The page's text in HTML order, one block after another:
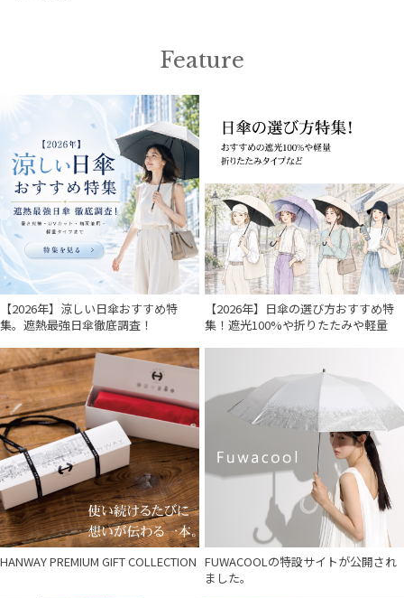
価格・割引率
在庫表示
販売状況
入荷状況
Feature
【2026年】涼しい日傘おすすめ特
集。遮熱最強日傘徹底調査！
【2026年】日傘の選び方おすすめ特
集！遮光100%や折りたたみや軽量
HANWAY PREMIUM GIFT COLLECTION FUWACOOLの特設サイトが公開され
ました。